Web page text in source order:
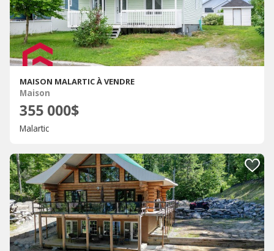
MAISON MALARTIC À VENDRE
Maison
355 000$
Malartic